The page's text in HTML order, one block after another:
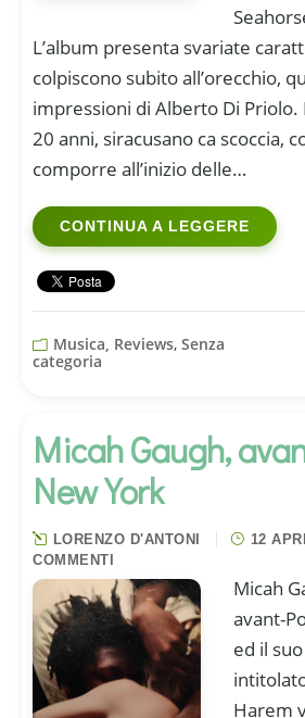
L’album presenta svariate
colpiscono subito all’orecchio,
impressioni di Alberto Di Priolo.
20 anni, siracusano ca scoccia,
comporre all’inizio delle…
CONTINUA A LEGGERE
Musica, Reviews, Senza
categoria
Micah Gaugh,
New York
LORENZO D'ANTONI 12
COMMENTI
Micah
avant-
ed il
Harem